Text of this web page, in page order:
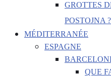
GROTTES
POSTOJNA
MÉDITERRANÉE
ESPAGNE
QUE